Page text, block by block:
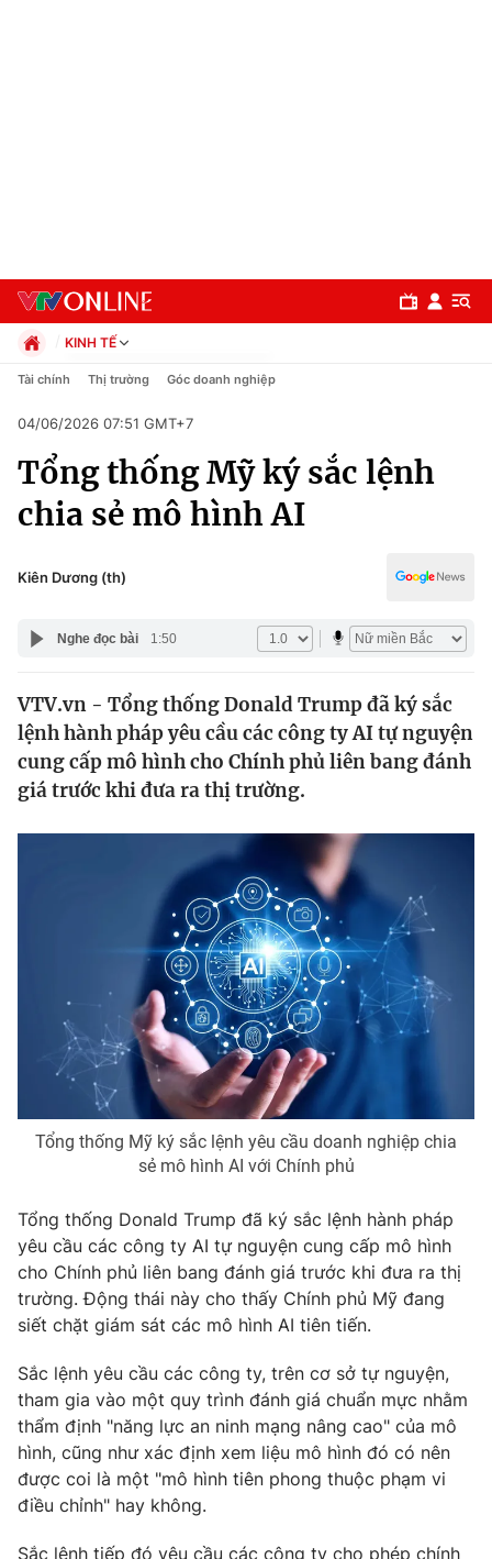
Chuyên mục
Chính trị
Pháp luật
Thế giới
Tin tức
Câu chuyện quốc tế
Góc doanh nghiệp
Dữ liệu và đời sống
Truyền hình
Hậu trường
Nhân vật
Khán giả
Giải trí
Điện ảnh
Sao
Đời sống
Du lịch
Chất lượng cuộc sống
Giáo dục
Học trực tuyến
Hitech Công nghệ tương lai
Sản phẩm
Thị trường
Tư vấn
Giao lưu trực tuyến
Lịch phát sóng
Chuyên mục khác
Emagazine Podcast
Photo
KINH TẾ
Chính trị
Pháp luật
Kinh tế
Thể thao
Truyền hình
Y tế
Công nghệ
Tài chính Thị trường Góc doanh nghiệp
04/06/2026 07:51 GMT+7
Tổng thống Mỹ ký sắc lệnh
chia sẻ mô hình AI
Kiên Dương (th)
Nghe đọc bài 1:50
VTV.vn - Tổng thống Donald Trump đã ký sắc
lệnh hành pháp yêu cầu các công ty AI tự nguyện
cung cấp mô hình cho Chính phủ liên bang đánh
giá trước khi đưa ra thị trường.
Tổng thống Mỹ ký sắc lệnh yêu cầu doanh nghiệp chia
sẻ mô hình AI với Chính phủ
Tổng thống Donald Trump đã ký sắc lệnh hành pháp
yêu cầu các công ty AI tự nguyện cung cấp mô hình
cho Chính phủ liên bang đánh giá trước khi đưa ra thị
trường. Động thái này cho thấy Chính phủ Mỹ đang
siết chặt giám sát các mô hình AI tiên tiến.
Sắc lệnh yêu cầu các công ty, trên cơ sở tự nguyện,
tham gia vào một quy trình đánh giá chuẩn mực nhằm
thẩm định "năng lực an ninh mạng nâng cao" của mô
hình, cũng như xác định xem liệu mô hình đó có nên
được coi là một "mô hình tiên phong thuộc phạm vi
điều chỉnh" hay không.
Sắc lệnh tiếp đó yêu cầu các công ty cho phép chính